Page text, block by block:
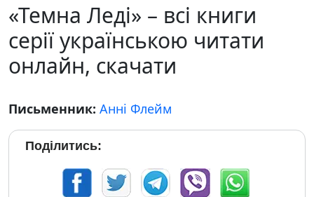
«Темна Леді» – всі книги
серії українською читати
онлайн, скачати
Письменник: Анні Флейм
Поділитись: